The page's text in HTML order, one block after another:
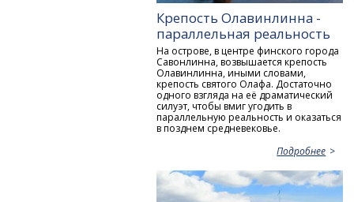
Крепость Олавинлинна -
параллельная реальность
На острове, в центре финского города
Савонлинна, возвышается крепость
Олавинлинна, иными словами,
крепость святого Олафа. Достаточно
одного взгляда на её драматический
силуэт, чтобы вмиг угодить в
параллельную реальность и оказаться
в позднем средневековье.
Подробнее